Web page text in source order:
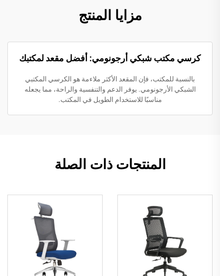
مزايا المنتج
كرسي مكتب شبكي أرجونومي: أفضل مقعد لمكتبك
بالنسبة للمكتب، فإن المقعد الأكثر ملاءمة هو الكرسي المكتبي
الشبكي الأرجونومي. يوفر الدعم والتنفسية والراحة، مما يجعله
مناسبًا للاستخدام الطويل في المكتب.
المنتجات ذات الصلة